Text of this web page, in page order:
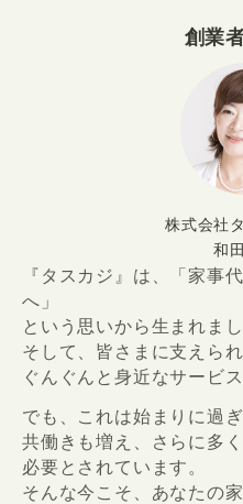
創業
株式会社
和
『タスカジ』は、「家事
へ」
という思いから生まれまし
そして、皆さまに支えら
ぐんぐんと身近なサービ
でも、これは始まりに過ぎ
共働きも増え、さらに多
必要とされています。
そんな今こそ、あなたの